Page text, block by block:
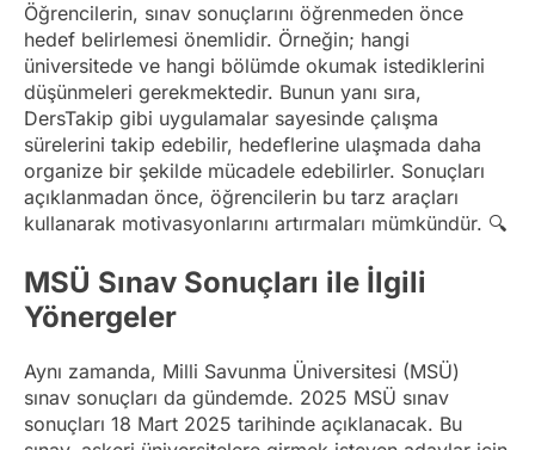
Öğrencilerin, sınav sonuçlarını öğrenmeden önce
hedef belirlemesi önemlidir. Örneğin; hangi
üniversitede ve hangi bölümde okumak istediklerini
düşünmeleri gerekmektedir. Bunun yanı sıra,
DersTakip gibi uygulamalar sayesinde çalışma
sürelerini takip edebilir, hedeflerine ulaşmada daha
organize bir şekilde mücadele edebilirler. Sonuçları
açıklanmadan önce, öğrencilerin bu tarz araçları
kullanarak motivasyonlarını artırmaları mümkündür. 🔍
MSÜ Sınav Sonuçları ile İlgili
Yönergeler
Aynı zamanda, Milli Savunma Üniversitesi (MSÜ)
sınav sonuçları da gündemde. 2025 MSÜ sınav
sonuçları 18 Mart 2025 tarihinde açıklanacak. Bu